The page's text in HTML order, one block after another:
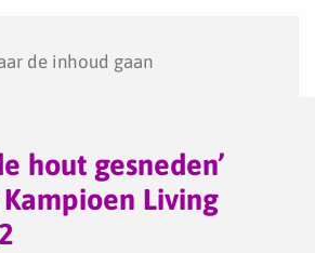
de inhoud gaan
hout gesneden’
Living